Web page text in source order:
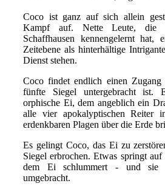
Coco ist ganz auf sich allein
Kampf auf. Nette Leute, die
Schaffhausen kennengelernt hat,
Zeitebene als hinterhältige
Dienst stehen.
Coco findet endlich einen
fünfte Siegel untergebracht ist.
orphische Ei, dem angeblich ein
alle vier apokalyptischen Reiter
erdenkbaren Plagen über die Erde
Es gelingt Coco, das Ei zu
Siegel erbrochen. Etwas springt
dem Ei schlummert - und sie
umgebracht.